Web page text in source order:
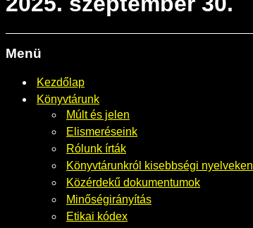
Menü
Kezdőlap
Könyvtárunk
Múlt és jelen
Elismeréseink
Rólunk írták
Könyvtárunkról kisebbségi nyelveken
Közérdekű dokumentumok
Minőségirányítás
Etikai kódex